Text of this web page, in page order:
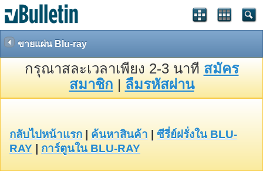
ขายแผ่น Blu-ray
กรุณาสละเวลาเพียง 2-3 นาที สมัคร
สมาชิก | ลืมรหัสผ่าน
กลับไปหน้าแรก ค้นหาสินค้า
ซีรี่ย์ฝรั่งใน BLU-
RAY
การ์ตูนใน BLU-RAY